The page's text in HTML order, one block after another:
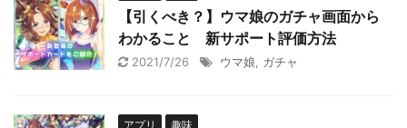
【引くべき？】ウマ娘のガチャ画面から
わかること 新サポート評価方法
2021/7/26 ウマ娘 ガチャ
アプリ 趣味